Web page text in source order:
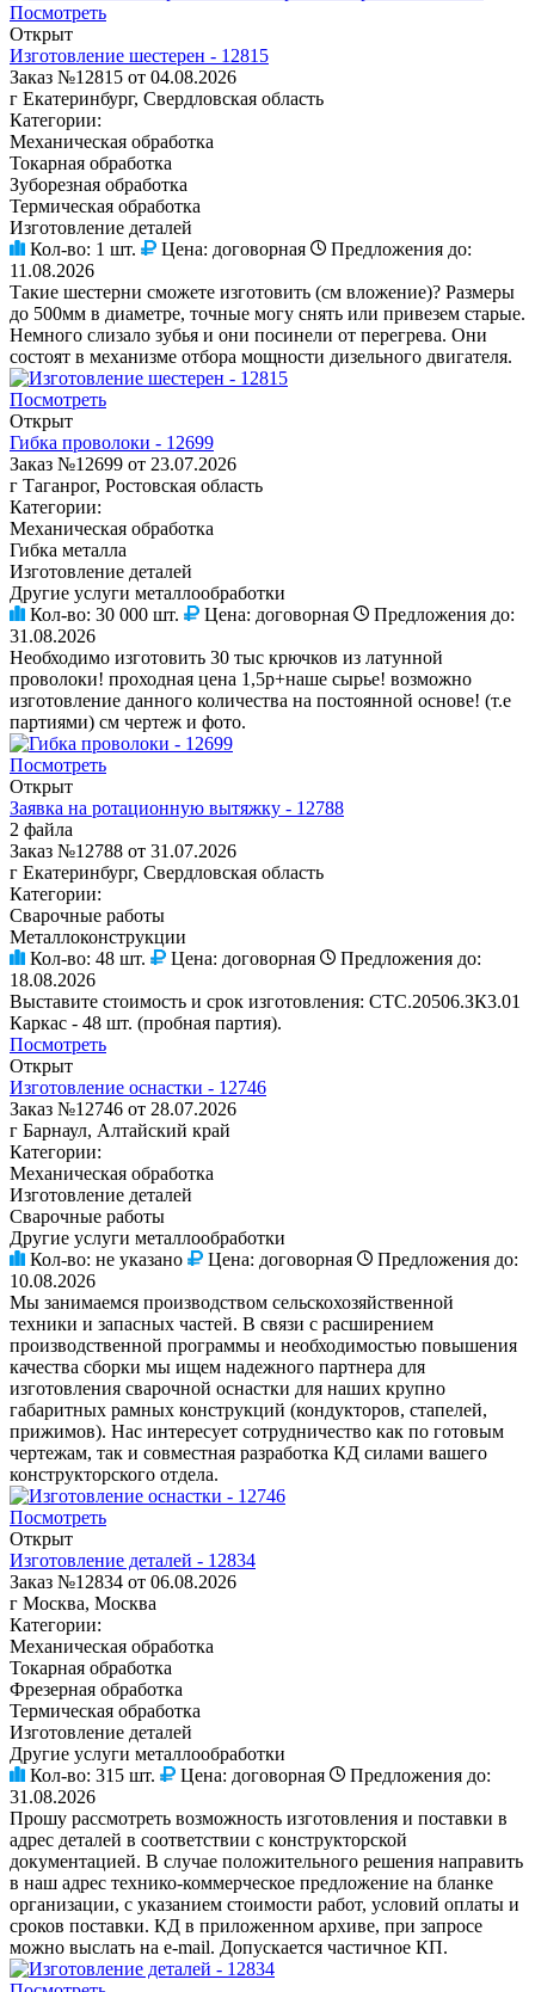
Посмотреть
Открыт
Изготовление шестерен - 12815
Заказ №12815 от 04.08.2026
г Екатеринбург, Свердловская область
Категории:
Механическая обработка
Токарная обработка
Зуборезная обработка
Термическая обработка
Изготовление деталей
Кол-во: 1 шт. Цена: договорная
Предложения до:
11.08.2026
Такие шестерни сможете изготовить (см вложение)? Размеры
до 500мм в диаметре, точные могу снять или привезем старые.
Немного слизало зубья и они посинели от перегрева. Они
состоят в механизме отбора мощности дизельного двигателя.
Посмотреть
Открыт
Гибка проволоки - 12699
Заказ №12699 от 23.07.2026
г Таганрог, Ростовская область
Категории:
Механическая обработка
Гибка металла
Изготовление деталей
Другие услуги металлообработки
Кол-во: 30 000 шт. Цена: договорная
Предложения до:
31.08.2026
Необходимо изготовить 30 тыс крючков из латунной
проволоки! проходная цена 1,5р+наше сырье! возможно
изготовление данного количества на постоянной основе! (т.е
партиями) см чертеж и фото.
Посмотреть
Открыт
Заявка на ротационную вытяжку - 12788
2 файла
Заказ №12788 от 31.07.2026
г Екатеринбург, Свердловская область
Категории:
Сварочные работы
Металлоконструкции
Кол-во: 48 шт. Цена: договорная
Предложения до:
18.08.2026
Выставите стоимость и срок изготовления: СТС.20506.ЗК3.01
Каркас - 48 шт. (пробная партия).
Посмотреть
Открыт
Изготовление оснастки - 12746
Заказ №12746 от 28.07.2026
г Барнаул, Алтайский край
Категории:
Механическая обработка
Изготовление деталей
Сварочные работы
Другие услуги металлообработки
Кол-во: не указано Цена: договорная
Предложения до:
10.08.2026
Мы занимаемся производством сельскохозяйственной
техники и запасных частей. В связи с расширением
производственной программы и необходимостью повышения
качества сборки мы ищем надежного партнера для
изготовления сварочной оснастки для наших крупно
габаритных рамных конструкций (кондукторов, стапелей,
прижимов). Нас интересует сотрудничество как по готовым
чертежам, так и совместная разработка КД силами вашего
конструкторского отдела.
Посмотреть
Открыт
Изготовление деталей - 12834
Заказ №12834 от 06.08.2026
г Москва, Москва
Категории:
Механическая обработка
Токарная обработка
Фрезерная обработка
Термическая обработка
Изготовление деталей
Другие услуги металлообработки
Кол-во: 315 шт. Цена: договорная
Предложения до:
31.08.2026
Прошу рассмотреть возможность изготовления и поставки в
адрес деталей в соответствии с конструкторской
документацией. В случае положительного решения направить
в наш адрес технико-коммерческое предложение на бланке
организации, с указанием стоимости работ, условий оплаты и
сроков поставки. КД в приложенном архиве, при запросе
можно выслать на e-mail. Допускается частичное КП.